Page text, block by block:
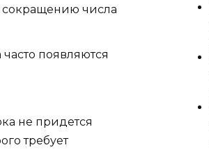
числа
появляются
не придется
требует